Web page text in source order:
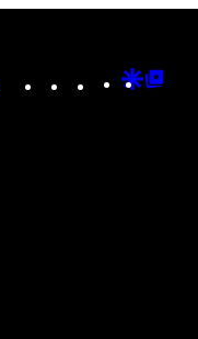
Instagram
TikTokYouTube
Google